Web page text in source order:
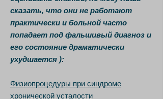
сказать, что они не работают
практически и больной часто
попадает под фальшивый диагноз и
его состояние драматически
ухудшается ):
Физиопроцедуры при синдроме
хронической усталости